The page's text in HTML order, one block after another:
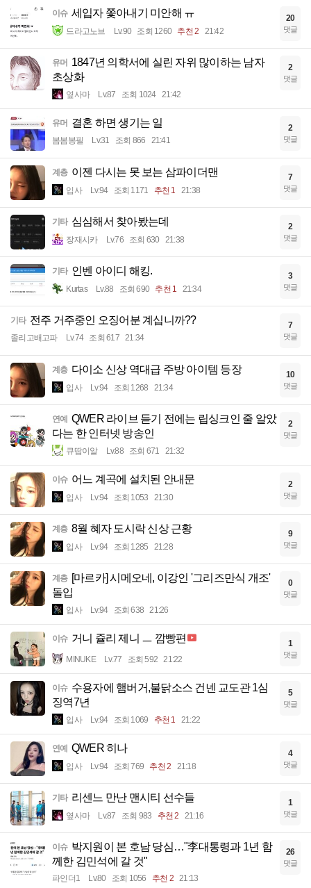
이슈 세입자 쫓아내기 미안해 ㅠ
드라고노브 Lv.90 조회 1260 추천 2 21:42
20
댓글
유머 1847년 의학서에 실린 자위 많이하는 남자
초상화
옆사마 Lv.87 조회 1024 21:42
2
댓글
유머 결혼 하면 생기는 일
봄봄봉필 Lv.31 조회 866 21:41
2
댓글
계층 이젠 다시는 못 보는 삼파이더맨
입사 Lv.94 조회 1171 추천 1 21:38
7
댓글
기타 심심해서 찾아봤는데
장재시카 Lv.76 조회 630 21:38
2
댓글
기타 인벤 아이디 해킹.
Kurtas Lv.88 조회 690 추천 1 21:34
3
댓글
기타 전주 거주중인 오징어분 계십니까??
졸리고배고파 Lv.74 조회 617 21:34
7
댓글
계층 다이소 신상 역대급 주방 아이템 등장
입사 Lv.94 조회 1268 21:34
10
댓글
연예
QWER 라이브 듣기 전에는 립싱크인 줄 알았
다는 한 인터넷 방송인
큐땁이알 Lv.88 조회 671 21:32
2
댓글
이슈 어느 계곡에 설치된 안내문
입사 Lv.94 조회 1053 21:30
2
댓글
계층 8월 혜자 도시락 신상 근황
입사 Lv.94 조회 1285 21:28
9
댓글
계층 [마르카] 시메오네, 이강인 '그리즈만식 개조'
돌입
입사 Lv.94 조회 638 21:26
0
댓글
이슈 거니 쥴리 제니 ㅡ 깜빵편
MINUKE Lv.77 조회 592 21:22
1
댓글
이슈 수용자에 햄버거,불닭소스 건넨 교도관 1심
징역7년
입사 Lv.94 조회 1069 추천 1 21:22
5
댓글
연예 QWER 히나
입사 Lv.94 조회 769 추천 2 21:18
4
댓글
기타 리센느 만난 맨시티 선수들
옆사마 Lv.87 조회 983 추천 2 21:16
1
댓글
이슈 박지원이 본 호남 당심…"李대통령과 1년 함
께한 김민석에 갈 것"
파인더1 Lv.80 조회 1056 추천 2 21:13
26
댓글